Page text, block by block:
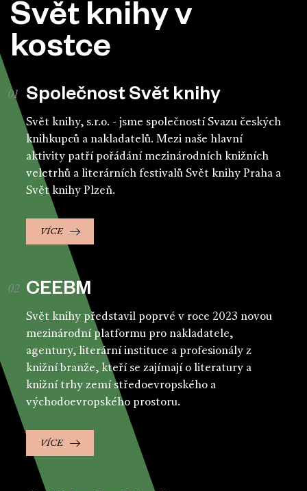
Svět knihy v
kostce
Společnost Svět knihy
Svět knihy, s.r.o. - jsme společností Svazu českých
knihkupců a nakladatelů. Mezi naše hlavní
aktivity patří pořádání mezinárodních knižních
veletrhů a literárních festivalů Svět knihy Praha a
Svět knihy Plzeň.
VÍCE
CEEBM
Svět knihy představil poprvé v roce 2023 novou
mezinárodní platformu pro nakladatele,
agentury, literární instituce a profesionály z
knižní branže, kteří se zajímají o literatury a
knižní trhy zemí středoevropského a
východoevropského prostoru.
VÍCE